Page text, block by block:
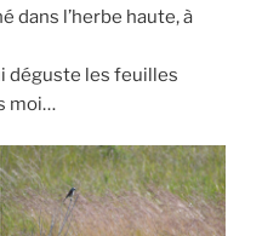
dans l’herbe haute, à
déguste les feuilles
moi…